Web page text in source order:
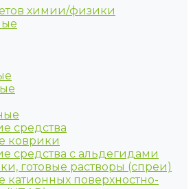
химии/физики
средства
коврики
с альдегидами
готовые растворы (спреи)
катионных поверхностно-